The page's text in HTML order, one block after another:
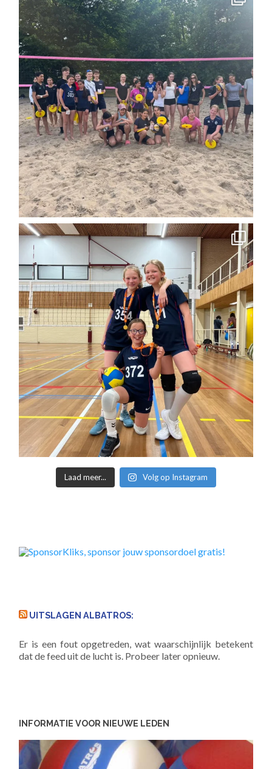
Laad meer... Volg op Instagram
UITSLAGEN ALBATROS:
Er is een fout opgetreden, wat waarschijnlijk betekent
dat de feed uit de lucht is. Probeer later opnieuw.
INFORMATIE VOOR NIEUWE LEDEN